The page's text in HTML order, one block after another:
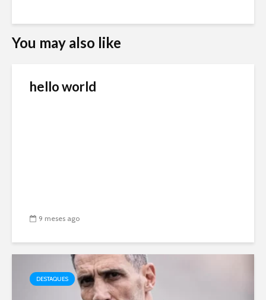
You may also like
hello world
9 meses ago
DESTAQUES